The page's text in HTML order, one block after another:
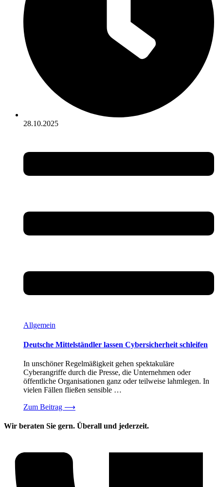
28.10.2025
Allgemein
Deutsche Mittelständler lassen Cybersicherheit schleifen
In unschöner Regelmäßigkeit gehen spektakuläre
Cyberangriffe durch die Presse, die Unternehmen oder
öffentliche Organisationen ganz oder teilweise lahmlegen. In
vielen Fällen fließen sensible …
Zum Beitrag ⟶
Wir beraten Sie gern. Überall und jederzeit.